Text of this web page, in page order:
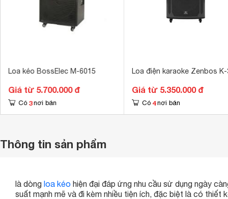
Loa kéo BossElec M-6015
Giá từ 5.700.000 đ
Có 3 nơi bán
Loa điện karaoke Zenbos
Giá từ 5.350.000 đ
Có 4 nơi bán
Thông tin sản phẩm
là dòng loa kéo hiện đại đáp ứng nhu cầu sử dụng ngày
suất mạnh mẽ và đi kèm nhiều tiện ích, đặc biệt là có